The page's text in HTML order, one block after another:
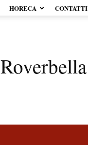
HORECA CONTATTI